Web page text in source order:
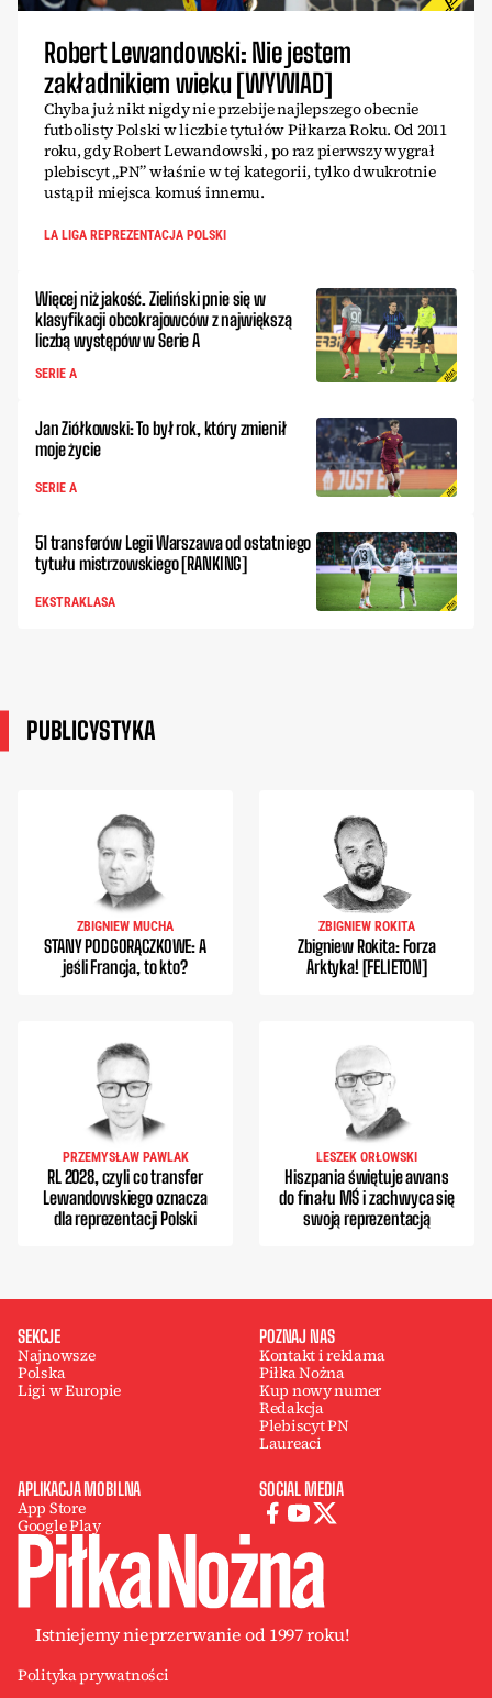
Robert Lewandowski: Nie jestem
zakładnikiem wieku [WYWIAD]
Chyba już nikt nigdy nie przebije najlepszego obecnie
futbolisty Polski w liczbie tytułów Piłkarza Roku. Od 2011
roku, gdy Robert Lewandowski, po raz pierwszy wygrał
plebiscyt „PN” właśnie w tej kategorii, tylko dwukrotnie
ustąpił miejsca komuś innemu.
LA LIGA REPREZENTACJA POLSKI
Więcej niż jakość. Zieliński pnie się w
klasyfikacji obcokrajowców z największą
liczbą występów w Serie A
SERIE A
Jan Ziółkowski: To był rok, który zmienił
moje życie
SERIE A
51 transferów Legii Warszawa od ostatniego
tytułu mistrzowskiego [RANKING]
EKSTRAKLASA
PUBLICYSTYKA
ZBIGNIEW MUCHA
STANY PODGORĄCZKOWE: A
jeśli Francja, to kto?
ZBIGNIEW ROKITA
Zbigniew Rokita: Forza
Arktyka! [FELIETON]
PRZEMYSŁAW PAWLAK
RL 2028, czyli co transfer
Lewandowskiego oznacza
dla reprezentacji Polski
LESZEK ORŁOWSKI
Hiszpania świętuje awans
do finału MŚ i zachwyca się
swoją reprezentacją
SEKCJE
Najnowsze
Polska
Ligi w Europie
POZNAJ NAS
Kontakt i reklama
Piłka Nożna
Kup nowy numer
Redakcja
Plebiscyt PN
Laureaci
APLIKACJA MOBILNA
App Store
Google Play
SOCIAL MEDIA
Istniejemy nieprzerwanie od 1997 roku!
Polityka prywatności